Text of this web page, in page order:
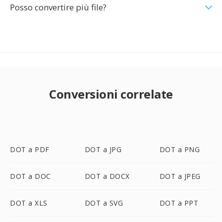
Posso convertire più file?
Conversioni correlate
DOT a PDF DOT a JPG DOT a PNG
DOT a DOC DOT a DOCX DOT a JPEG
DOT a XLS DOT a SVG DOT a PPT